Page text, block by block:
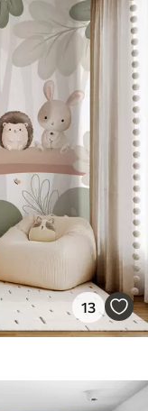
13